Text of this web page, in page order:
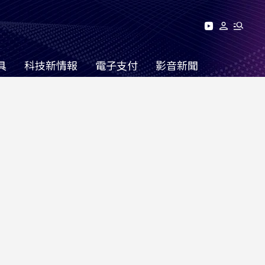
科技新情報 電子支付 影音新聞